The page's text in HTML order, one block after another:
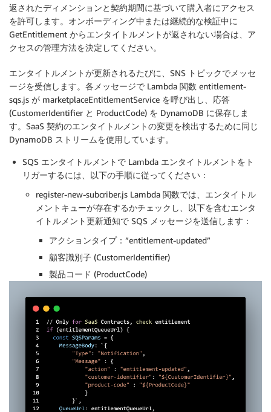
返されたディメンションと契約期間に基づいて購入者にアクセス
を許可します。オンボーディング中または継続的な検証中に
GetEntitlement からエンタイトルメントが返されない場合は、ア
クセスの管理方法を決定してください。
エンタイトルメントが更新されるたびに、SNS トピックでメッセ
ージを受信します。各メッセージで Lambda 関数 entitlement-
sqs.js が marketplaceEntitlementService を呼び出し、応答
(CustomerIdentifier と ProductCode) を DynamoDB に保存しま
す。SaaS 契約のエンタイトルメントの変更を検出するために同じ
DynamoDB ストリームを使用しています。
SQS エンタイトルメントで Lambda エンタイトルメントをト
リガーするには、以下の手順に従ってください：
register-new-subcriber.js Lambda 関数では、エンタイトル
メントキューが存在するかチェックし、以下を含むエンタ
イトルメント更新通知で SQS メッセージを送信します：
アクションタイプ：”entitlement-updated”
顧客識別子 (CustomerIdentifier)
製品コード (ProductCode)